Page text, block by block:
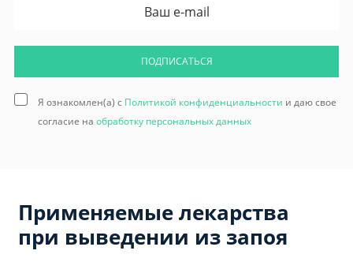
ПОДПИСАТЬСЯ
Я ознакомлен(а) с Политикой конфиденциальности и даю свое
согласие на обработку персональных данных
Применяемые лекарства
при выведении из запоя